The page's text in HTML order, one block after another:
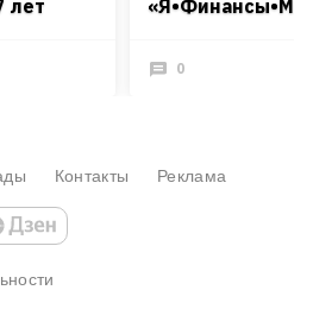
лет
0
Контакты Реклама